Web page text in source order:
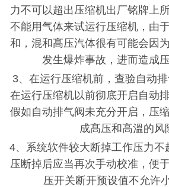
力不可以超出压缩机出厂铭牌上
不能用气体来试运行压缩机，由
和，混和髙压汽体很有可能会因
发生爆炸事故，进而造成
3、在运行压缩机前，查验自动排
在运行压缩机以前彻底开启自动
假如自动排气阀未充分开启，压
成髙压和高溫的风
4、系统软件较大断掉工作压力不
压断掉后应当再次手动校准，便
压开关断开预设值不允许